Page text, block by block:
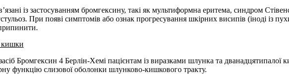
із застосуванням бромгексину, такі як мультиформна еритема, синдром
При появі симптомів або ознак прогресування шкірних висипів (іноді із
кишки
Бромгексин 4 Берлін-Хемі пацієнтам із виразками шлунка та
функцію слизової оболонки шлунково-кишкового тракту.